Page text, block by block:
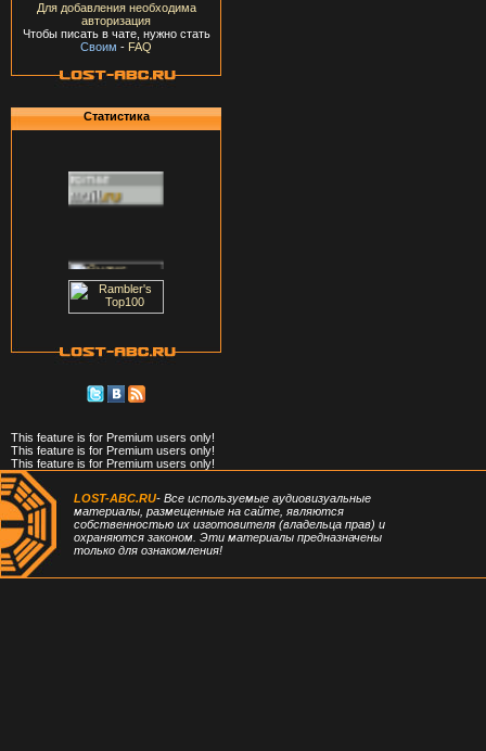
Для добавления необходима
авторизация
Чтобы писать в чате, нужно стать
Своим - FAQ
Статистика
This feature is for Premium users only!
This feature is for Premium users only!
This feature is for Premium users only!
LOST-ABC.RU- Все используемые аудиовизуальные
материалы, размещенные на сайте, являются
собственностью их изготовителя (владельца прав) и
охраняются законом. Эти материалы предназначены
только для ознакомления!